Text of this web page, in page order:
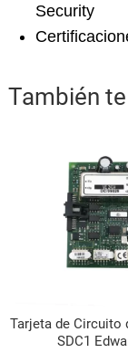
Security
También
Tarjeta de Circuito
SDC1